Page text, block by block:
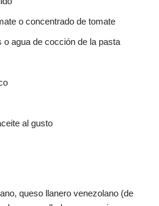
o concentrado de tomate
agua de cocción de la pasta
al gusto
queso llanero venezolano (de